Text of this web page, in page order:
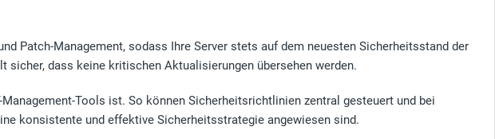
Patch-Management, sodass Ihre Server stets auf dem neuesten Sicherheitsstand der
dass keine kritischen Aktualisierungen übersehen werden.
Tools ist. So können Sicherheitsrichtlinien zentral gesteuert und bei
konsistente und effektive Sicherheitsstrategie angewiesen sind.